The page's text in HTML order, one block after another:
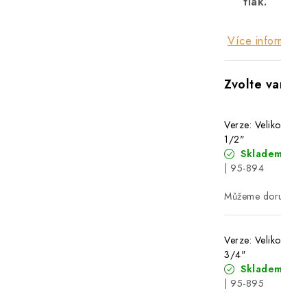
Více
Verze:
1/2"
Skladem
| 95-894
Verze:
3/4"
Skladem
| 95-895